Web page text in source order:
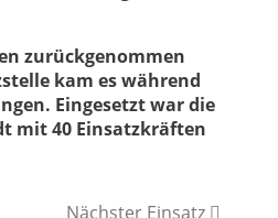
zurückgenommen
kam es während
Eingesetzt war die
mit 40 Einsatzkräften
Nächster Einsatz